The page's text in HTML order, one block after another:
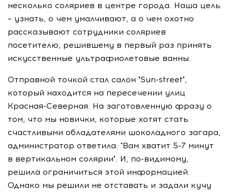
несколько соляриев в центре города. Наша цель
– узнать, о чем умалчивают, а о чем охотно
рассказывают сотрудники соляриев
посетителю, решившему в первый раз принять
искусственные ультрафиолетовые ванны.
Отправной точкой стал салон "Sun-street",
который находится на пересечении улиц
Красная-Северная. На заготовленную фразу о
том, что мы новички, которые хотят стать
счастливыми обладателями шоколадного загара,
администратор ответила: "Вам хватит 5-7 минут
в вертикальном солярии". И, по-видимому,
решила ограничиться этой информацией.
Однако мы решили не отставать и задали кучу